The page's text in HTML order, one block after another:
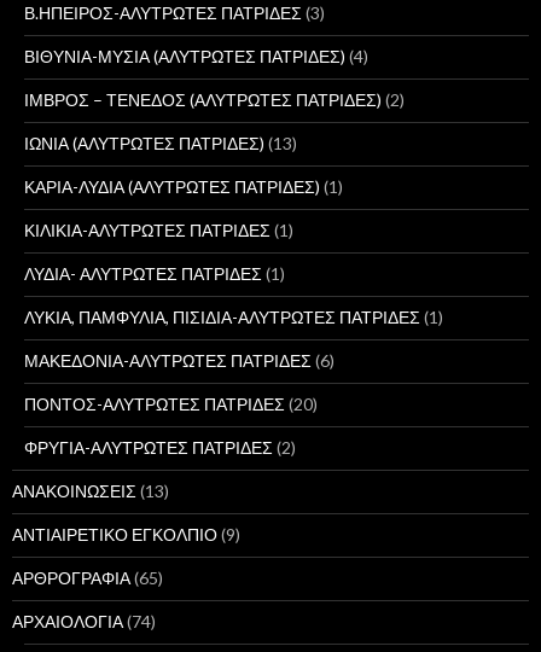
Β.ΗΠΕΙΡΟΣ-ΑΛΥΤΡΩΤΕΣ ΠΑΤΡΙΔΕΣ (3)
ΒΙΘΥΝΙΑ-ΜΥΣΙΑ (ΑΛΥΤΡΩΤΕΣ ΠΑΤΡΙΔΕΣ) (4)
ΙΜΒΡΟΣ – ΤΕΝΕΔΟΣ (ΑΛΥΤΡΩΤΕΣ ΠΑΤΡΙΔΕΣ) (2)
ΙΩΝΙΑ (ΑΛΥΤΡΩΤΕΣ ΠΑΤΡΙΔΕΣ) (13)
ΚΑΡΙΑ-ΛΥΔΙΑ (ΑΛΥΤΡΩΤΕΣ ΠΑΤΡΙΔΕΣ) (1)
ΚΙΛΙΚΙΑ-ΑΛΥΤΡΩΤΕΣ ΠΑΤΡΙΔΕΣ (1)
ΛΥΔΙΑ- ΑΛΥΤΡΩΤΕΣ ΠΑΤΡΙΔΕΣ (1)
ΛΥΚΙΑ, ΠΑΜΦΥΛΙΑ, ΠΙΣΙΔΙΑ-ΑΛΥΤΡΩΤΕΣ ΠΑΤΡΙΔΕΣ (1)
ΜΑΚΕΔΟΝΙΑ-ΑΛΥΤΡΩΤΕΣ ΠΑΤΡΙΔΕΣ (6)
ΠΟΝΤΟΣ-ΑΛΥΤΡΩΤΕΣ ΠΑΤΡΙΔΕΣ (20)
ΦΡΥΓΙΑ-ΑΛΥΤΡΩΤΕΣ ΠΑΤΡΙΔΕΣ (2)
ΑΝΑΚΟΙΝΩΣΕΙΣ (13)
ΑΝΤΙΑΙΡΕΤΙΚΟ ΕΓΚΟΛΠΙΟ(9)
ΑΡΘΡΟΓΡΑΦΙΑ(65)
ΑΡΧΑΙΟΛΟΓΙΑ(74)